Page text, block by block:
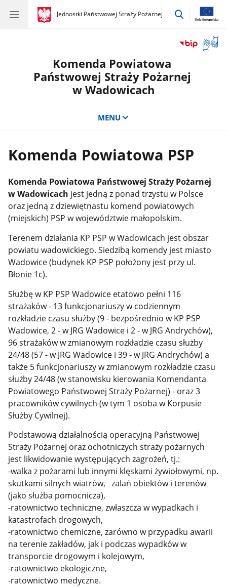
gov.pl
Jednostki Państwowej Straży Pożarnej
gov.pl
Jednostki
przejdź
okno
Komenda Powiatowa
Państwowej Straży Pożarnej
w Wadowicach
MENU
Komenda Powiatowa PSP
Komenda Powiatowa Państwowej Straży Pożarnej
w Wadowicach jest jedną z ponad trzystu w Polsce
oraz jedną z dziewiętnastu komend powiatowych
(miejskich) PSP w województwie małopolskim.
Terenem działania KP PSP w Wadowicach jest obszar
powiatu wadowickiego. Siedzibą komendy jest miasto
Wadowice (budynek KP PSP położony jest przy ul.
Błonie 1c).
Służbę w KP PSP Wadowice etatowo pełni 116
strażaków - 13 funkcjonariuszy w codziennym
rozkładzie czasu służby (9 - bezpośrednio w KP PSP
Wadowice, 2 - w JRG Wadowice i 2 - w JRG Andrychów),
96 strażaków w zmianowym rozkładzie czasu służby
24/48 (57 - w JRG Wadowice i 39 - w JRG Andrychów) a
także 5 funkcjonariuszy w zmianowym rozkładzie czasu
służby 24/48 (w stanowisku kierowania Komendanta
Powiatowego Państwowej Straży Pożarnej) - oraz 3
pracowników cywilnych (w tym 1 osoba w Korpusie
Służby Cywilnej).
Podstawową działalnością operacyjną Państwowej
Straży Pożarnej oraz ochotniczych straży pożarnych
jest likwidowanie występujących zagrożeń, tj.:
-walka z pożarami lub innymi klęskami żywiołowymi, np.
skutkami silnych wiatrów, zalań obiektów i terenów
(jako służba pomocnicza),
-ratownictwo techniczne, zwłaszcza w wypadkach i
katastrofach drogowych,
-ratownictwo chemiczne, zarówno w przypadku awarii
na terenie zakładów, jak i podczas wypadków w
transporcie drogowym i kolejowym,
-ratownictwo ekologiczne,
-ratownictwo medyczne.